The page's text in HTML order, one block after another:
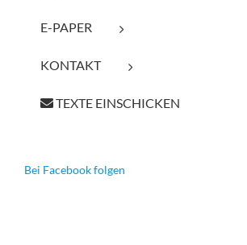
E-PAPER
KONTAKT
TEXTE EINSCHICKEN
Bei Facebook folgen